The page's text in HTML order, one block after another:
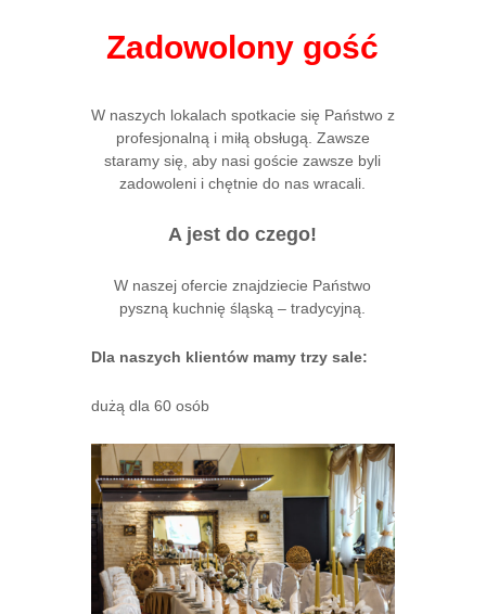
Zadowolony gość
W naszych lokalach spotkacie się Państwo z
profesjonalną i miłą obsługą. Zawsze
staramy się, aby nasi goście zawsze byli
zadowoleni i chętnie do nas wracali.
A jest do czego!
W naszej ofercie znajdziecie Państwo
pyszną kuchnię śląską – tradycyjną.
Dla naszych klientów mamy trzy sale:
dużą dla 60 osób